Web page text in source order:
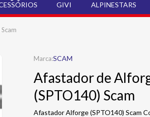
GIVI ALPINESTARS
SCAM
Afastador de
(SPTO140) Scam
Afastador Alforge (SPTO140) Scam